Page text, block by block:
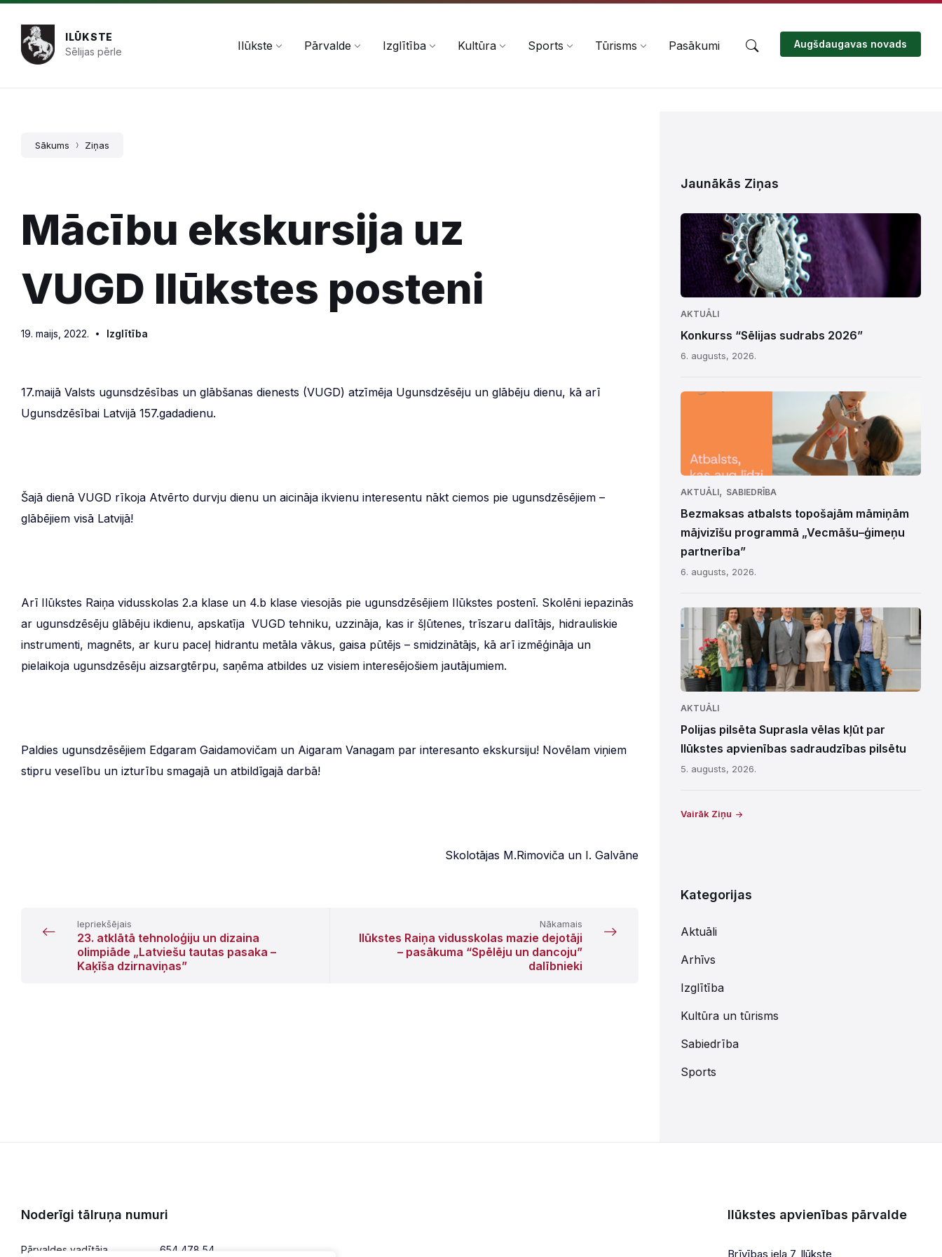
Pāriet
saturu
Skip
navigation
Skip
footer
ILŪKSTE
Sēlijas pērle
Ilūkste Pārvalde Izglītība Kultūra Sports Tūrisms Pasākumi Augšdaugavas novads
Sākums Ziņas
Mācību ekskursija uz
VUGD Ilūkstes posteni
19. maijs, 2022. Izglītība
17.maijā Valsts ugunsdzēsības un glābšanas dienests (VUGD) atzīmēja Ugunsdzēsēju un glābēju dienu, kā arī
Ugunsdzēsībai Latvijā 157.gadadienu.
Šajā dienā VUGD rīkoja Atvērto durvju dienu un aicināja ikvienu interesentu nākt ciemos pie ugunsdzēsējiem –
glābējiem visā Latvijā!
Arī Ilūkstes Raiņa vidusskolas 2.a klase un 4.b klase viesojās pie ugunsdzēsējiem Ilūkstes postenī. Skolēni iepazinās
ar ugunsdzēsēju glābēju ikdienu, apskatīja VUGD tehniku, uzzināja, kas ir šļūtenes, trīszaru dalītājs, hidrauliskie
instrumenti, magnēts, ar kuru paceļ hidrantu metāla vākus, gaisa pūtējs – smidzinātājs, kā arī izmēģināja un
pielaikoja ugunsdzēsēju aizsargtērpu, saņēma atbildes uz visiem interesējošiem jautājumiem.
Paldies ugunsdzēsējiem Edgaram Gaidamovičam un Aigaram Vanagam par interesanto ekskursiju! Novēlam viņiem
stipru veselību un izturību smagajā un atbildīgajā darbā!
Skolotājas M.Rimoviča un I. Galvāne
Iepriekšējais
23. atklātā tehnoloģiju un dizaina
olimpiāde „Latviešu tautas pasaka –
Kaķīša dzirnaviņas”
Nākamais
Ilūkstes Raiņa vidusskolas mazie dejotāji
– pasākuma “Spēlēju un dancoju”
dalībnieki
Jaunākās Ziņas
AKTUĀLI
Konkurss “Sēlijas sudrabs 2026”
6. augusts, 2026.
AKTUĀLI, SABIEDRĪBA
Bezmaksas atbalsts topošajām māmiņām
mājvizīšu programmā „Vecmāšu–ģimeņu
partnerība”
6. augusts, 2026.
AKTUĀLI
Polijas pilsēta Suprasla vēlas kļūt par
Ilūkstes apvienības sadraudzības pilsētu
5. augusts, 2026.
Vairāk Ziņu
Kategorijas
Aktuāli
Arhīvs
Izglītība
Kultūra un tūrisms
Sabiedrība
Sports
Noderīgi tālruņa numuri
Pārvaldes vadītāja 654 478 54
Ilūkstes apvienības pārvalde
Brīvības iela 7, Ilūkste,